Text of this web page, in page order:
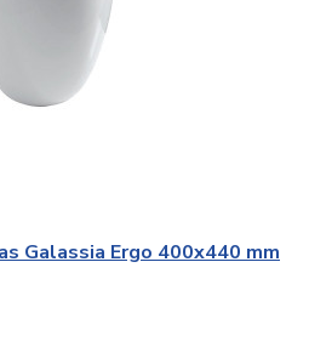
Galassia Ergo 400x440 mm